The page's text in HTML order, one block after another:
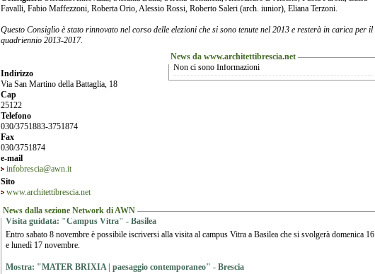
Favalli, Fabio Maffezzoni, Roberta Orio, Alessio Rossi, Roberto Saleri (arch. iunior), Eliana Terzoni.
Questo Consiglio è stato rinnovato nel corso delle elezioni che si sono tenute nel 2013 e resterà in carica per il
quadriennio 2013-2017.
Indirizzo
Via San Martino della Battaglia, 18
Cap
25122
Telefono
030/3751883-3751874
Fax
030/3751874
e-mail
infobrescia@awn.it
Sito
www.architettibrescia.net
News da www.architettibrescia.net
Non ci sono Informazioni
News dalla sezione Network di AWN
Visita guidata: "Campus Vitra" - Basilea
Entro sabato 8 novembre è possibile iscriversi alla visita al campus Vitra a Basilea che si svolgerà domenica 16
e lunedì 17 novembre.
Mostra: "MATER BRIXIA | paesaggio contemporaneo" - Brescia